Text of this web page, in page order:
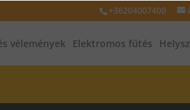
+36204007400
vélemények Elektromos fűtés